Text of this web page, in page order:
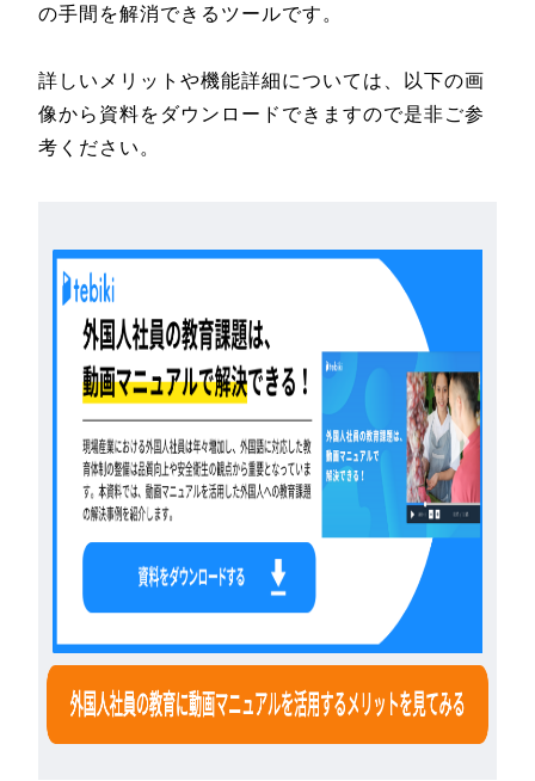
の手間を解消できるツールです。
詳しいメリットや機能詳細については、以下の画
像から資料をダウンロードできますので是非ご参
考ください。